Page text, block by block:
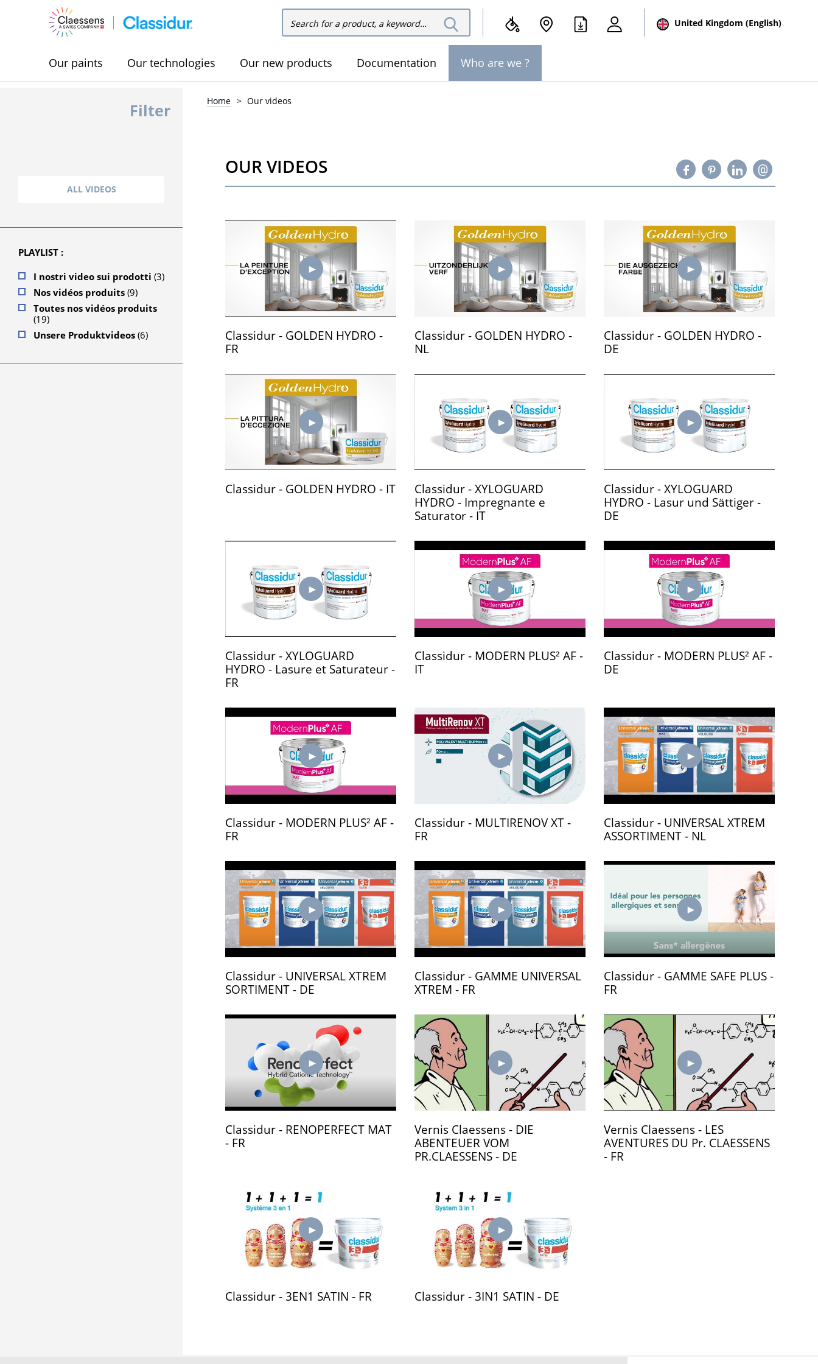
Search the website
Search
the
website
United Kingdom (English)
Our paints Our technologies Our new products Documentation Who are we ?
Filter
ALL VIDEOS
PLAYLIST :
I nostri video sui prodotti (3)
Nos vidéos produits (9)
Toutes nos vidéos produits
(19)
Unsere Produktvideos (6)
Home Our videos
OUR VIDEOS
Classidur - GOLDEN HYDRO -
FR
Classidur - GOLDEN HYDRO -
NL
Classidur - GOLDEN HYDRO -
DE
Classidur - GOLDEN HYDRO - IT
Classidur - XYLOGUARD
HYDRO - Impregnante e
Saturator - IT
Classidur - XYLOGUARD
HYDRO - Lasur und Sättiger -
DE
Classidur - XYLOGUARD
HYDRO - Lasure et Saturateur -
FR
Classidur - MODERN PLUS² AF -
IT
Classidur - MODERN PLUS² AF -
DE
Classidur - MODERN PLUS² AF -
FR
Classidur - MULTIRENOV XT -
FR
Classidur - UNIVERSAL XTREM
ASSORTIMENT - NL
Classidur - UNIVERSAL XTREM
SORTIMENT - DE
Classidur - GAMME UNIVERSAL
XTREM - FR
Classidur - GAMME SAFE PLUS -
FR
Classidur - RENOPERFECT MAT
- FR
Vernis Claessens - DIE
ABENTEUER VOM
PR.CLAESSENS - DE
Vernis Claessens - LES
AVENTURES DU Pr. CLAESSENS
- FR
Classidur - 3EN1 SATIN - FR Classidur - 3IN1 SATIN - DE
You
have not
the use